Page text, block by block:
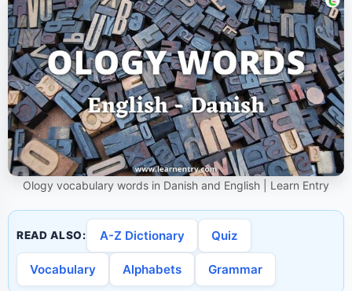
Ology vocabulary words in Danish and English | Learn Entry
READ ALSO: A-Z Dictionary Quiz
Vocabulary Alphabets Grammar